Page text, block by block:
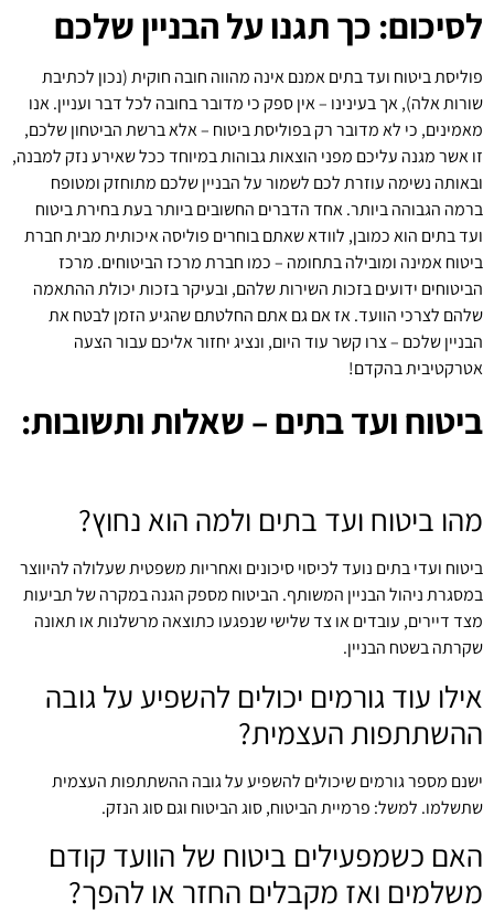
לסיכום: כך תגנו על הבניין שלכם
פוליסת ביטוח ועד בתים אמנם אינה מהווה חובה חוקית (נכון לכתיבת
שורות אלה), אך בעינינו – אין ספק כי מדובר בחובה לכל דבר ועניין. אנו
מאמינים, כי לא מדובר רק בפוליסת ביטוח – אלא ברשת הביטחון שלכם,
זו אשר מגנה עליכם מפני הוצאות גבוהות במיוחד ככל שאירע נזק למבנה,
ובאותה נשימה עוזרת לכם לשמור על הבניין שלכם מתוחזק ומטופח
ברמה הגבוהה ביותר. אחד הדברים החשובים ביותר בעת בחירת ביטוח
ועד בתים הוא כמובן, לוודא שאתם בוחרים פוליסה איכותית מבית חברת
ביטוח אמינה ומובילה בתחומה – כמו חברת מרכז הביטוחים. מרכז
הביטוחים ידועים בזכות השירות שלהם, ובעיקר בזכות יכולת ההתאמה
שלהם לצרכי הוועד. אז אם גם אתם החלטתם שהגיע הזמן לבטח את
הבניין שלכם – צרו קשר עוד היום, ונציג יחזור אליכם עבור הצעה
אטרקטיבית בהקדם!
ביטוח ועד בתים – שאלות ותשובות:
מהו ביטוח ועד בתים ולמה הוא נחוץ?
ביטוח ועדי בתים נועד לכיסוי סיכונים ואחריות משפטית שעלולה להיווצר
במסגרת ניהול הבניין המשותף. הביטוח מספק הגנה במקרה של תביעות
מצד דיירים, עובדים או צד שלישי שנפגעו כתוצאה מרשלנות או תאונה
שקרתה בשטח הבניין.
אילו עוד גורמים יכולים להשפיע על גובה
ההשתתפות העצמית?
ישנם מספר גורמים שיכולים להשפיע על גובה ההשתתפות העצמית
שתשלמו. למשל: פרמיית הביטוח, סוג הביטוח וגם סוג הנזק.
האם כשמפעילים ביטוח של הוועד קודם
משלמים ואז מקבלים החזר או להפך?